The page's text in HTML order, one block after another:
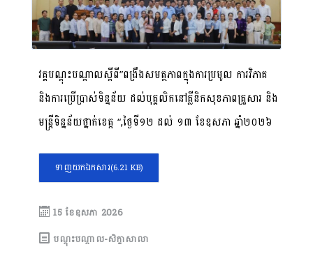
វគ្គបណ្ដុះបណ្ដាលស្តីពី”ពង្រឹងសមត្ថភាពក្នុងការប្រមូល ការវិភាគ
និងការប្រើប្រាស់ទិន្នន័យ ដល់បុគ្គលិកនៅគ្លីនិកសុខភាពគ្រួសារ និង
មន្ត្រីទិន្នន័យថ្នាក់ខេត្ត “,ថ្ងៃទី១២ ដល់ ១៣ ខែឧសភា ឆ្នាំ២០២៦
ទាញយកឯកសារ(6.21 KB)
15 ខែ​ឧសភា 2026
បណ្តុះបណ្តាល-សិក្ខាសាលា